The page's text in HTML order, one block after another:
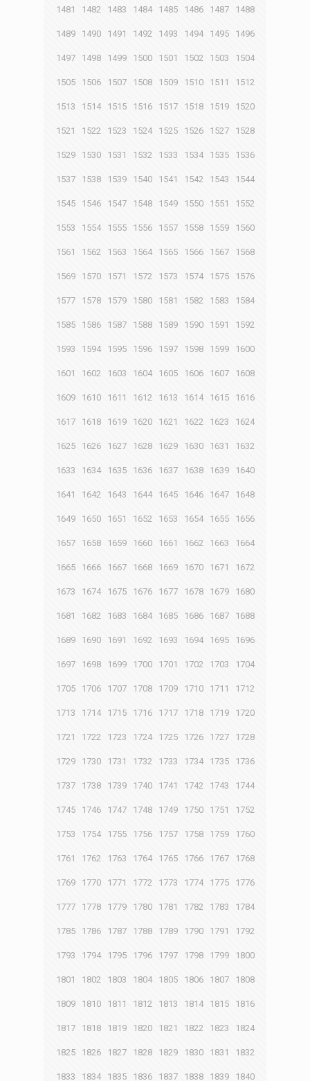
1481 1482 1483 1484 1485 1486 1487 1488
1489 1490 1491 1492 1493 1494 1495 1496
1497 1498 1499 1500 1501 1502 1503 1504
1505 1506 1507 1508 1509 1510 1511 1512
1513 1514 1515 1516 1517 1518 1519 1520
1521 1522 1523 1524 1525 1526 1527 1528
1529 1530 1531 1532 1533 1534 1535 1536
1537 1538 1539 1540 1541 1542 1543 1544
1545 1546 1547 1548 1549 1550 1551 1552
1553 1554 1555 1556 1557 1558 1559 1560
1561 1562 1563 1564 1565 1566 1567 1568
1569 1570 1571 1572 1573 1574 1575 1576
1577 1578 1579 1580 1581 1582 1583 1584
1585 1586 1587 1588 1589 1590 1591 1592
1593 1594 1595 1596 1597 1598 1599 1600
1601 1602 1603 1604 1605 1606 1607 1608
1609 1610 1611 1612 1613 1614 1615 1616
1617 1618 1619 1620 1621 1622 1623 1624
1625 1626 1627 1628 1629 1630 1631 1632
1633 1634 1635 1636 1637 1638 1639 1640
1641 1642 1643 1644 1645 1646 1647 1648
1649 1650 1651 1652 1653 1654 1655 1656
1657 1658 1659 1660 1661 1662 1663 1664
1665 1666 1667 1668 1669 1670 1671 1672
1673 1674 1675 1676 1677 1678 1679 1680
1681 1682 1683 1684 1685 1686 1687 1688
1689 1690 1691 1692 1693 1694 1695 1696
1697 1698 1699 1700 1701 1702 1703 1704
1705 1706 1707 1708 1709 1710 1711 1712
1713 1714 1715 1716 1717 1718 1719 1720
1721 1722 1723 1724 1725 1726 1727 1728
1729 1730 1731 1732 1733 1734 1735 1736
1737 1738 1739 1740 1741 1742 1743 1744
1745 1746 1747 1748 1749 1750 1751 1752
1753 1754 1755 1756 1757 1758 1759 1760
1761 1762 1763 1764 1765 1766 1767 1768
1769 1770 1771 1772 1773 1774 1775 1776
1777 1778 1779 1780 1781 1782 1783 1784
1785 1786 1787 1788 1789 1790 1791 1792
1793 1794 1795 1796 1797 1798 1799 1800
1801 1802 1803 1804 1805 1806 1807 1808
1809 1810 1811 1812 1813 1814 1815 1816
1817 1818 1819 1820 1821 1822 1823 1824
1825 1826 1827 1828 1829 1830 1831 1832
1833 1834 1835 1836 1837 1838 1839 1840